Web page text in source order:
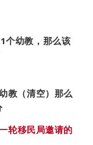
个幼教， 那么该
教（清空） 那么
轮移民局邀请的